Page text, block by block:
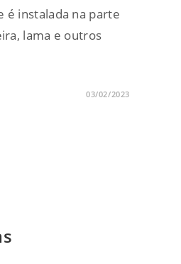
é instalada na parte
lama e outros
03/02/2023